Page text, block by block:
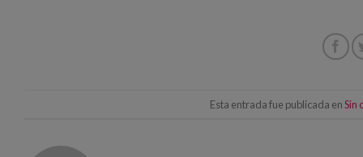
Esta entrada fue publicada enSin